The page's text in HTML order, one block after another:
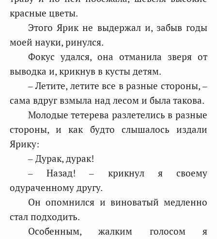
красные цветы.
Этого Ярик не выдержал и, забыв годы
моей науки, ринулся.
Фокус удался, она отманила зверя от
выводка и, крикнув в кусты детям.
– Летите, летите все в разные стороны, –
сама вдруг взмыла над лесом и была такова.
Молодые тетерева разлетелись в разные
стороны, и как будто слышалось издали
Ярику:
– Дурак, дурак!
– Назад! – крикнул я своему
одураченному другу.
Он опомнился и виноватый медленно
стал подходить.
Особенным, жалким голосом я